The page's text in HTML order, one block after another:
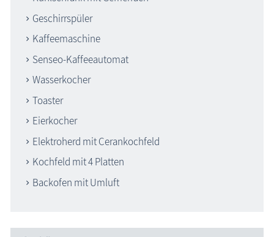
Geschirrspüler
Kaffeemaschine
Senseo-Kaffeeautomat
Wasserkocher
Toaster
Eierkocher
Elektroherd mit Cerankochfeld
Kochfeld mit 4 Platten
Backofen mit Umluft